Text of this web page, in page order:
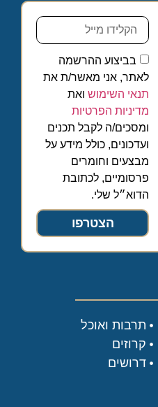
בביצוע ההרשמה
לאתר, אני מאשר/ת את
תנאי השימושואת
מדיניות הפרטיות
ומסכים/ה לקבל תכנים
ועדכונים, כולל מידע על
מבצעים וחומרים
פרסומיים, לכתובת
הדוא״ל שלי.
הצטרפו
תרבות ואוכל
קרוזים
דרושים